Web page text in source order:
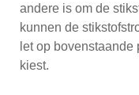
andere is om de
kunnen de
let op
kiest.